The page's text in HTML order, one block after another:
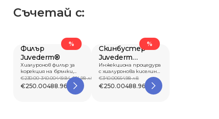
Съчетай с:
%
Филър
Juvederm®
Хиалуронов филър за
корекция на бръчки,
възстановяване...
€230.00-340.00449.84-664.98 лв.
€250.00488.96 лв.
%
Скинбустер
Juvederm
Skinvive
Инжекциона процедура
с хиалуронова киселина
за подобряв...
€340.00664.98 лв.
€250.00488.96 лв.